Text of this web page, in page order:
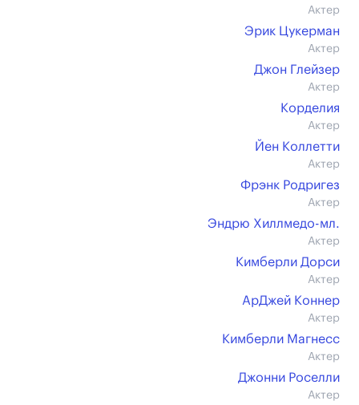
Актер
Эрик Цукерман
Актер
Джон Глейзер
Актер
Корделия
Актер
Йен Коллетти
Актер
Фрэнк Родригез
Актер
Эндрю Хиллмедо-мл.
Актер
Кимберли Дорси
Актер
АрДжей Коннер
Актер
Кимберли Магнесс
Актер
Джонни Роселли
Актер